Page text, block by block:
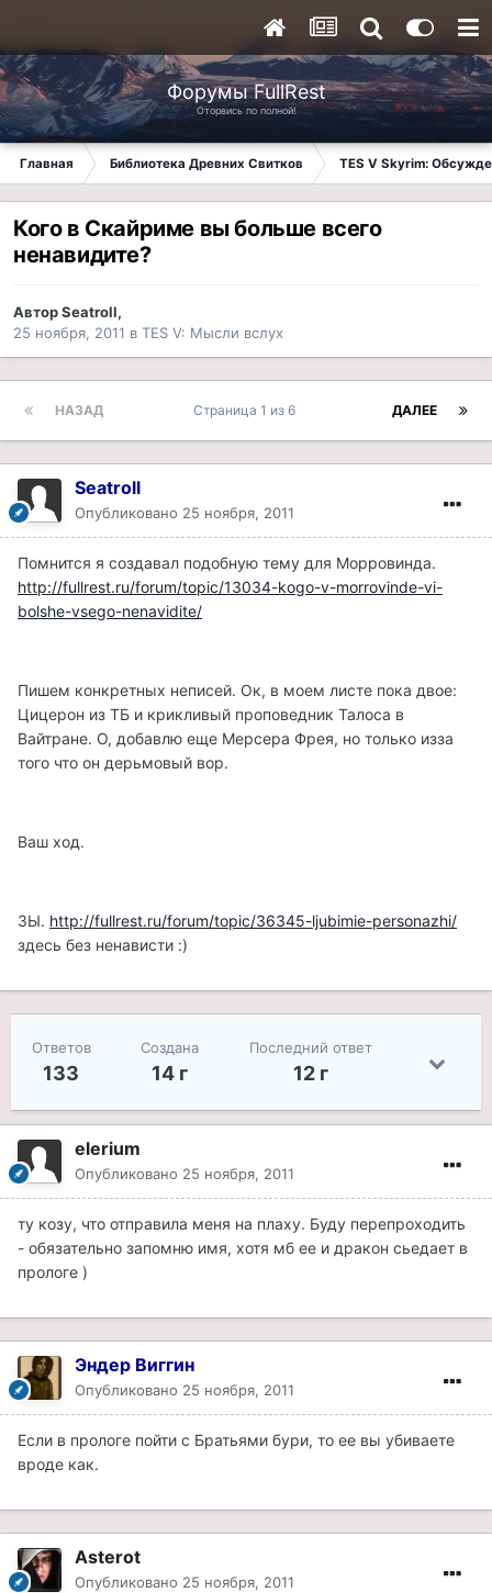
Форумы FullRest
Оторвись по полной!
Главная Библиотека Древних Свитков TES V Skyrim:
Кого в Скайриме вы больше всего
ненавидите?
АвторSeatroll,
25 ноября, 2011 в TES V: Мысли вслух
НАЗАД ДАЛЕЕ
Страница 1 из 6
Seatroll
Опубликовано 25 ноября, 2011
Помнится я создавал подобную тему для Морровинда.
http://fullrest.ru/forum/topic/13034-kogo-v-morrovinde-vi-
bolshe-vsego-nenavidite/
Пишем конкретных неписей. Ок, в моем листе пока двое:
Цицерон из ТБ и крикливый проповедник Талоса в
Вайтране. О, добавлю еще Мерсера Фрея, но только изза
того что он дерьмовый вор.
Ваш ход.
ЗЫ. http://fullrest.ru/forum/topic/36345-ljubimie-personazhi/
здесь без ненависти :)
Ответов
133
Создана
14 г
Последний ответ
12 г
elerium
Опубликовано 25 ноября, 2011
ту козу, что отправила меня на плаху. Буду перепроходить
- обязательно запомню имя, хотя мб ее и дракон сьедает в
прологе )
Эндер Виггин
Опубликовано 25 ноября, 2011
Если в прологе пойти с Братьями бури, то ее вы убиваете
вроде как.
Asterot
Опубликовано 25 ноября, 2011